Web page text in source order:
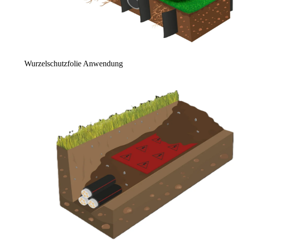
Wurzelschutzfolie Anwendung